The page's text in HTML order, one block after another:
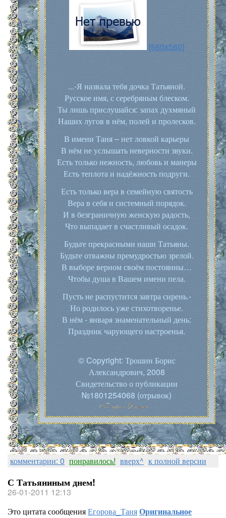
[560x560]
...-Я назвала тебя дочка Татьяной.
Русское имя, с серебряным блеском.
Ты лишь прислушайся: запах духмяный
Наших лугов в нём, полей и пролесков.
В имени Таня – нет ловкой карьеры
В нём не услышать неверности звуки.
Есть только нежность, любовь и манеры
Есть теплота и надёжность подруги.
Есть только вера в семейную святость
Вера в себя и системный порядок.
И в безграничную женскую радость,
Что выпадает в счастливый осадок.
Будьте прекрасными наши Татьяны.
Будьте отважны премудростью зрелой.
В выборе верном своём постоянны…
Чтобы душа в Вашем имени пела.
Пусть не распустится завтра сирень.-
Но родилось уже стихотворенье.
В нём - января знаменательный день:
Праздник чарующего настроенья.
© Copyright: Трошин Борис
Александрович, 2008
Свидетельство о публикации
№1801254068 (отрывок)
комментарии: 0 понравилось! вверх^ к полной версии
С Татьяниным днем!
26-01-2011 12:13
Это цитата сообщенияЕгорова_ТаняОригинальное